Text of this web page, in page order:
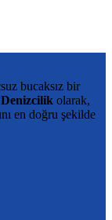
bucaksız bir
olarak,
en doğru şekilde